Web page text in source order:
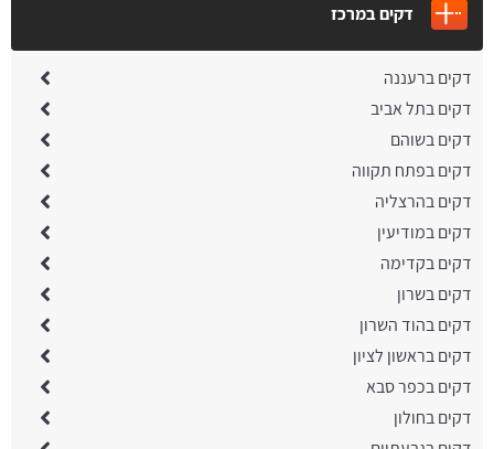
דקים במרכז
דקים ברעננה
דקים בתל אביב
דקים בשוהם
דקים בפתח תקווה
דקים בהרצליה
דקים במודיעין
דקים בקדימה
דקים בשרון
דקים בהוד השרון
דקים בראשון לציון
דקים בכפר סבא
דקים בחולון